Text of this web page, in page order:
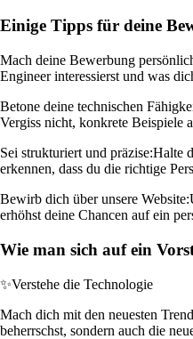
Einige Tipps für deine
Mach deine Bewerbung
Engineer interessierst und was
Betone deine technischen
Vergiss nicht, konkrete Beispiele
Sei strukturiert und präzise:Halte
erkennen, dass du die richtige
Bewirb dich über unsere Website:
erhöhst deine Chancen auf ein
Wie man sich auf ein
✨Verstehe die Technologie
Mach dich mit den neuesten
beherrschst, sondern auch die